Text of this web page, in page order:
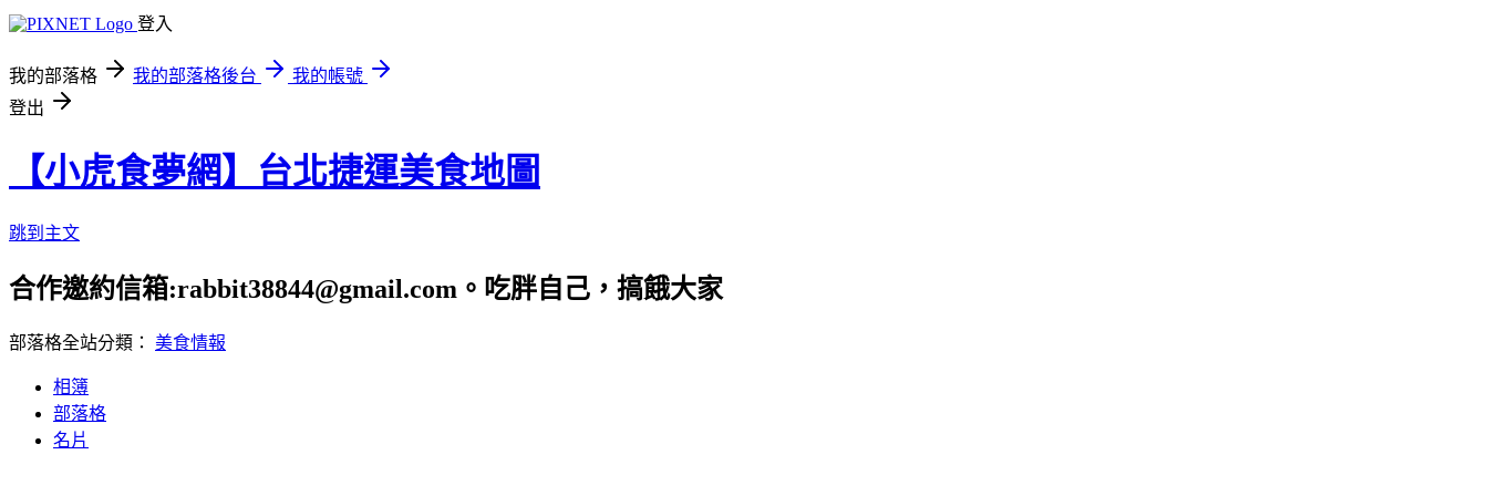
登入
我的部落格 我的部落格後台
我的帳號
登出
【小虎食夢網】台北捷運美食地圖
跳到主文
合作邀約信箱:rabbit38844@gmail.com。吃胖自己，搞餓大家
部落格全站分類： 美食情報
相簿
部落格
名片